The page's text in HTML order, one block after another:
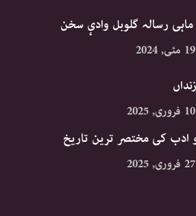
رسالہ گلوبل وادیٕ سخن
19 مئی, 2024
10 فروری, 2025
ادب کی مختصر ترین تاریخ
27 فروری, 2025